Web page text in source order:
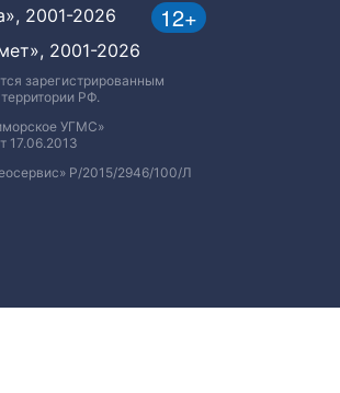
12+
2001-2026
2001-2026
зарегистрированным
РФ.
УГМС»
17.06.2013
Р/2015/2946/100/Л